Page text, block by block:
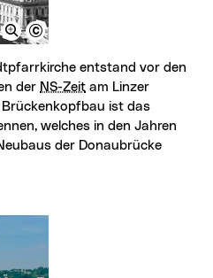
der NS-Zeit am Linzer
ist das
welches in den Jahren
der Donaubrücke